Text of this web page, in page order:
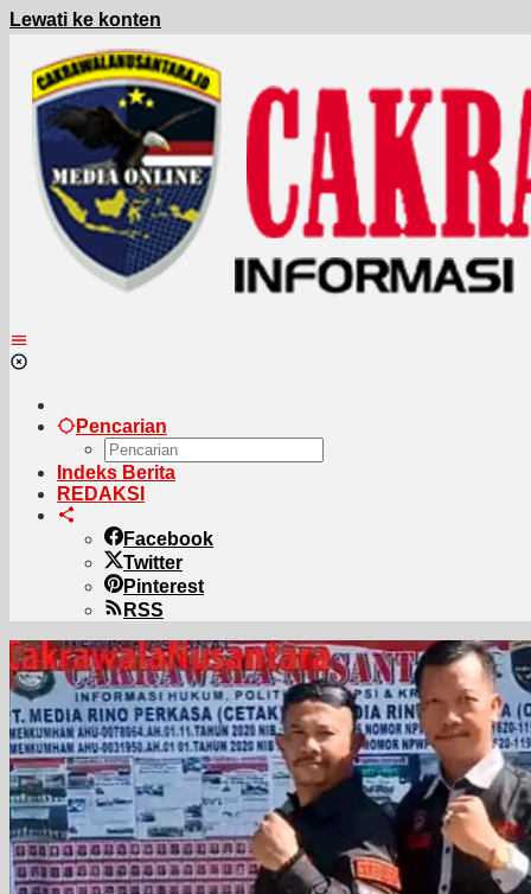
Lewati ke konten
Pencarian
Indeks Berita
REDAKSI
Facebook
Twitter
Pinterest
RSS